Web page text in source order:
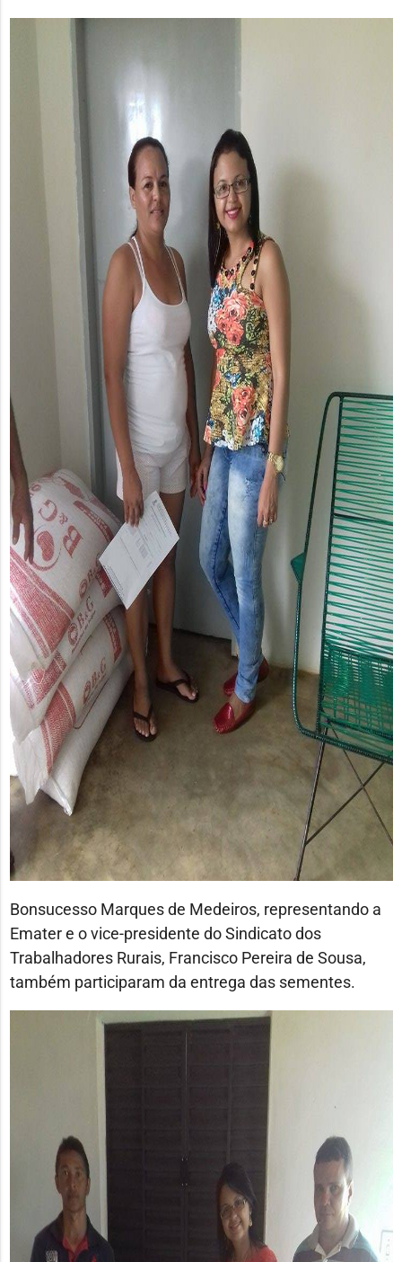
Bonsucesso Marques de Medeiros, representando a
Emater e o vice-presidente do Sindicato dos
Trabalhadores Rurais, Francisco Pereira de Sousa,
também participaram da entrega das sementes.